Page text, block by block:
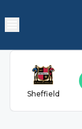
Sheffield